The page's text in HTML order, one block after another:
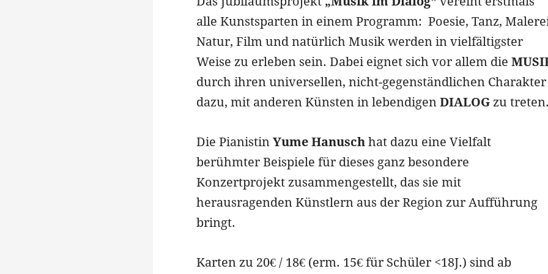
alle Kunstsparten in einem Programm: Poesie, Tanz,
Natur, Film und natürlich Musik werden in vielfältigster
Weise zu erleben sein. Dabei eignet sich vor allem die
durch ihren universellen, nicht-gegenständlichen Charakter
dazu, mit anderen Künsten in lebendigen DIALOG zu treten.
Die Pianistin Yume Hanusch hat dazu eine Vielfalt
berühmter Beispiele für dieses ganz besondere
Konzertprojekt zusammengestellt, das sie mit
herausragenden Künstlern aus der Region zur Aufführung
bringt.
Karten zu 20€ / 18€ (erm. 15€ für Schüler <18J.) sind ab